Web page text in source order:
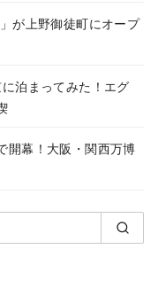
が上野御徒町にオープ
泊まってみた！エグ
開幕！大阪・関西万博